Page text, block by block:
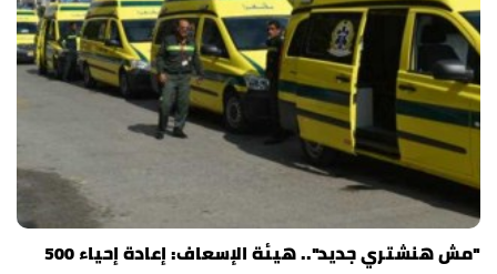
"مش هنشتري جديد".. هيئة الإسعاف: إعادة إحياء 500